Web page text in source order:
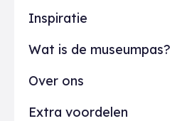
Inspiratie
Wat is de museumpas?
Over ons
Extra voordelen